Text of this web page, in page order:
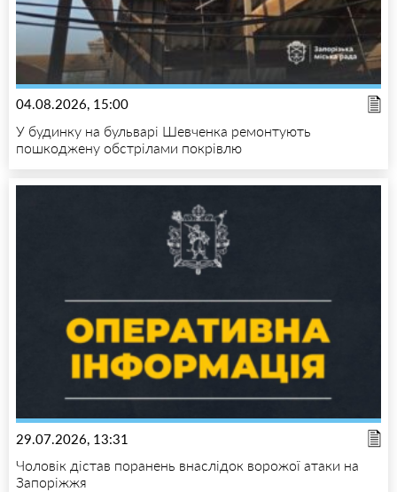
04.08.2026, 15:00
У будинку на бульварі Шевченка ремонтують
пошкоджену обстрілами покрівлю
29.07.2026, 13:31
Чоловік дістав поранень внаслідок ворожої атаки на
Запоріжжя